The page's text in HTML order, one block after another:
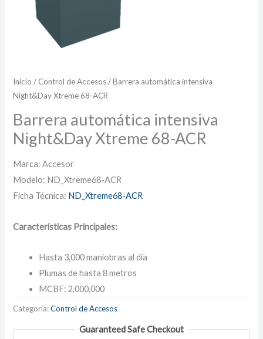
Inicio / Control de Accesos/ Barrera automática intensiva
Night&Day Xtreme 68-ACR
Barrera automática intensiva
Night&Day Xtreme 68-ACR
Marca: Accesor
Modelo: ND_Xtreme68-ACR
Ficha Técnica: ND_Xtreme68-ACR
Características Principales:
Hasta 3,000 maniobras al día
Plumas de hasta 8 metros
MCBF: 2,000,000
Categoría:Control de Accesos
Guaranteed Safe Checkout